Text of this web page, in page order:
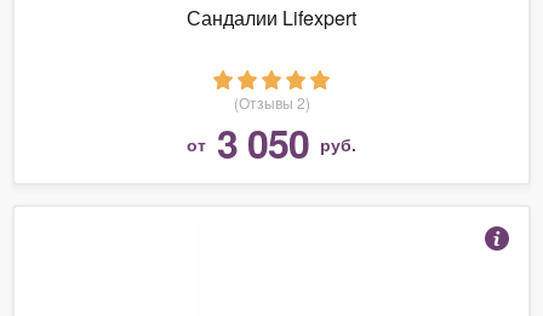
Сандалии Lifexpert
(Отзывы 2)
от 3 050 руб.